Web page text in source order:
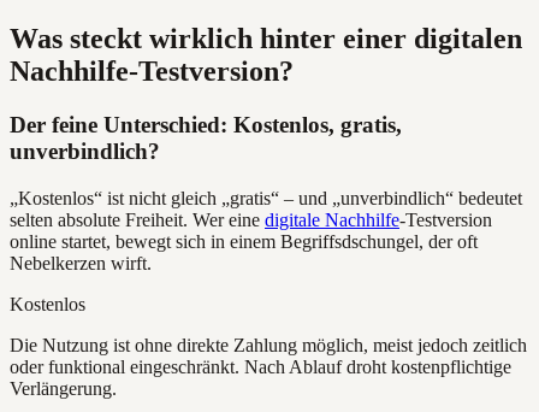
Was steckt wirklich hinter einer digitalen
Nachhilfe-Testversion?
Der feine Unterschied: Kostenlos, gratis,
unverbindlich?
„Kostenlos“ ist nicht gleich „gratis“ – und „unverbindlich“ bedeutet
selten absolute Freiheit. Wer eine digitale Nachhilfe-Testversion
online startet, bewegt sich in einem Begriffsdschungel, der oft
Nebelkerzen wirft.
Kostenlos
Die Nutzung ist ohne direkte Zahlung möglich, meist jedoch zeitlich
oder funktional eingeschränkt. Nach Ablauf droht kostenpflichtige
Verlängerung.